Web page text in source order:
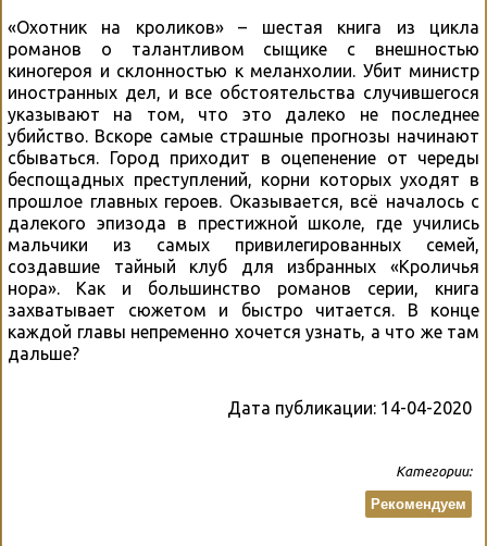
«Охотник на кроликов» – шестая книга из цикла
романов о талантливом сыщике с внешностью
киногероя и склонностью к меланхолии. Убит министр
иностранных дел, и все обстоятельства случившегося
указывают на том, что это далеко не последнее
убийство. Вскоре самые страшные прогнозы начинают
сбываться. Город приходит в оцепенение от череды
беспощадных преступлений, корни которых уходят в
прошлое главных героев. Оказывается, всё началось с
далекого эпизода в престижной школе, где учились
мальчики из самых привилегированных семей,
создавшие тайный клуб для избранных «Кроличья
нора». Как и большинство романов серии, книга
захватывает сюжетом и быстро читается. В конце
каждой главы непременно хочется узнать, а что же там
дальше?
Дата публикации: 14-04-2020
Категории:
Рекомендуем